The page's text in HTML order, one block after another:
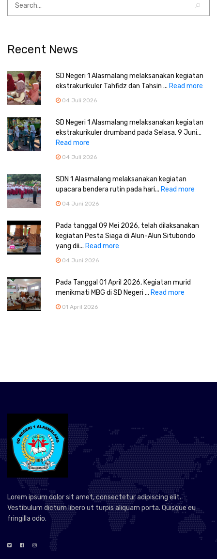
Recent News
SD Negeri 1 Alasmalang melaksanakan kegiatan
ekstrakurikuler Tahfidz dan Tahsin ... Read more
04 Juli 2026
SD Negeri 1 Alasmalang melaksanakan kegiatan
ekstrakurikuler drumband pada Selasa, 9 Juni...
Read more
04 Juli 2026
SDN 1 Alasmalang melaksanakan kegiatan
upacara bendera rutin pada hari... Read more
04 Juni 2026
Pada tanggal 09 Mei 2026, telah dilaksanakan
kegiatan Pesta Siaga di Alun-Alun Situbondo
yang dii... Read more
04 Juni 2026
Pada Tanggal 01 April 2026, Kegiatan murid
menikmati MBG di SD Negeri ... Read more
01 April 2026
Lorem ipsum dolor sit amet, consectetur adipiscing elit.
Vestibulum dictum libero ut turpis aliquam porta. Quisque eu
fringilla odio.